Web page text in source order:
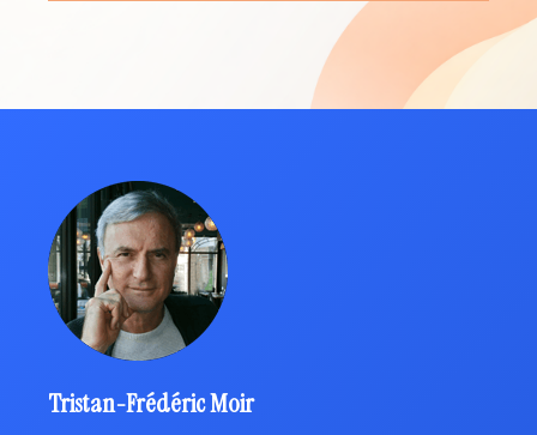
Tristan-Frédéric Moir